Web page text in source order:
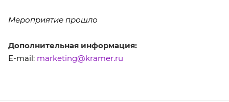
Мероприятие прошло
Дополнительная информация:
E-mail: marketing@kramer.ru